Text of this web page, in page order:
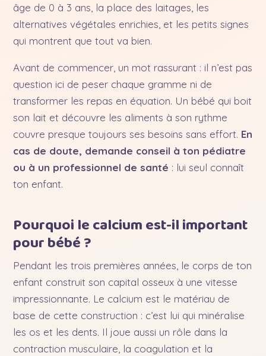
âge de 0 à 3 ans, la place des laitages, les
alternatives végétales enrichies, et les petits signes
qui montrent que tout va bien.
Avant de commencer, un mot rassurant : il n’est pas
question ici de peser chaque gramme ni de
transformer les repas en équation. Un bébé qui boit
son lait et découvre les aliments à son rythme
couvre presque toujours ses besoins sans effort. En
cas de doute, demande conseil à ton pédiatre
ou à un professionnel de santé : lui seul connaît
ton enfant.
Pourquoi le calcium est-il important
pour bébé ?
Pendant les trois premières années, le corps de ton
enfant construit son capital osseux à une vitesse
impressionnante. Le calcium est le matériau de
base de cette construction : c’est lui qui minéralise
les os et les dents. Il joue aussi un rôle dans la
contraction musculaire, la coagulation et la